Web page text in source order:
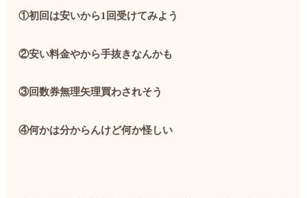
①初回は安いから1 回受けてみよう
②安い料金やから手抜きなんかも
③回数券無理矢理買わされそう
④何かは分からんけど何か怪しい